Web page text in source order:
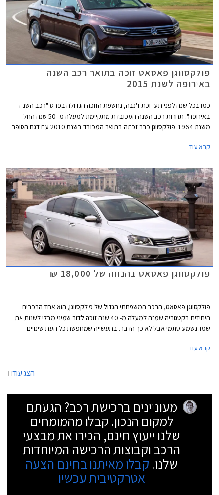
פולקסווגן פאסאט זוכה בתואר רכב השנה
באירופה לשנת 2015
כמו בכל שנה לפני תערוכת ז'נבה, נחשפת הזוכה הגדולה בפרס "רכב השנה
באירופה". תחרות רכב השנה המכובדת מתקיימת למעלה מ- 50 שנה החל
משנת 1964. פולקסווגן כבר זכתה בתואר המכובד בשנת 2010 עם דגם הסופר
גולף. כעת תורה של פולקסווגן פאסאט החדשה לזכות בתואר הנחשק.
קרא עוד
פולקסווגן פאסאט בהנחה של 18,000 ₪
פולקסווגן פאסאט, הרכב המשפחתי הגדול של פולקסווגן, הוא אחד הרכבים
היחידים בקטגוריה שמזה למעלה מ- 40 שנה זוכה לדור שמיני מבלי לשנות את
שמו. נשמע סתמי אבל לא כך הדבר. בתעשייה שמחפשת כל העת שינויים
ארוכה בייחוד לאור השינוי והשדרוג שחל במעמדה של פולקסווגן פאסאט במהלך
קרא עוד
הצג עוד
מעוניינים ברכישת רכב? הגעתם
למקום הנכון. קבלו מהמומחים
שלנו ייעוץ חינם, הכירו את מבצעי
הרכב וקבוצות הרכישה המיוחדות
שלנו. קבלו מאיתנו בחינם הצעה
אטרקטיבית עכשיו